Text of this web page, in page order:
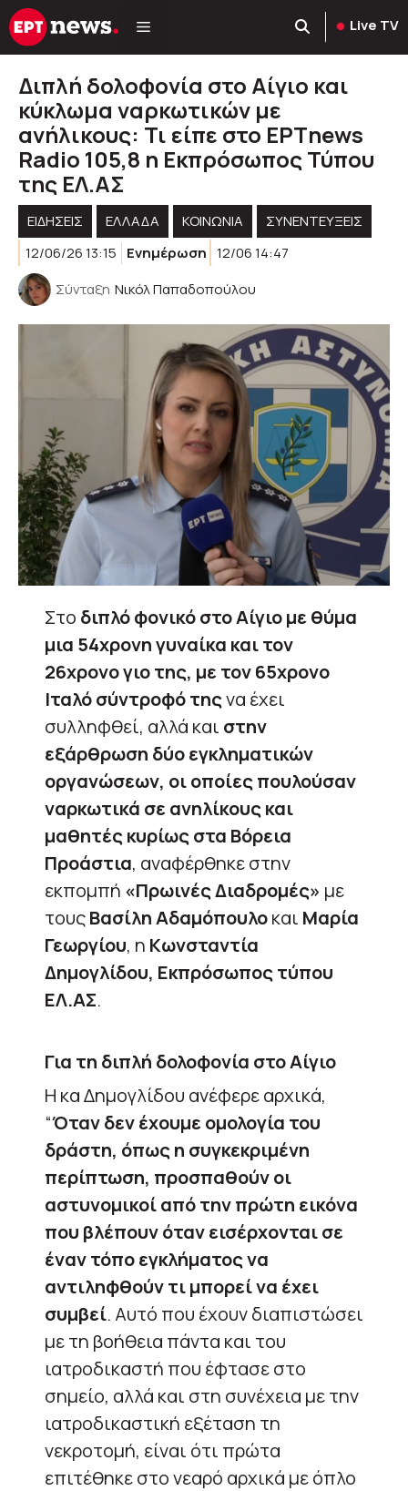
Μετάβαση
σε
Live TV
Διπλή δολοφονία στο Αίγιο και
κύκλωμα ναρκωτικών με
ανήλικους: Τι είπε στο ΕΡΤnews
Radio 105,8 η Εκπρόσωπος Τύπου
της ΕΛ.ΑΣ
ΕΙΔΗΣΕΙΣ ΕΛΛΑΔΑ ΚΟΙΝΩΝΊΑ
ΣΥΝΕΝΤΕΥΞΕΙΣ
12/06/26 13:15
Ενημέρωση 12/06 14:47
Σύνταξη Νικόλ Παπαδοπούλου
Στο διπλό φονικό στο Αίγιο με θύμα
μια 54χρονη γυναίκα και τον
26χρονο γιο της, με τον 65χρονο
Ιταλό σύντροφό τηςνα έχει
συλληφθεί, αλλά και στην
εξάρθρωση δύο εγκληματικών
οργανώσεων, οι οποίες πουλούσαν
ναρκωτικά σε ανηλίκους και
μαθητές κυρίως στα Βόρεια
Προάστια, αναφέρθηκε στην
εκπομπή «Πρωινές Διαδρομές» με
τουςΒασίλη Αδαμόπουλοκαι Μαρία
Γεωργίου, η Kωνσταντία
Δημογλίδου, Εκπρόσωπος τύπου
ΕΛ.ΑΣ.
Για τη διπλή δολοφονία στο Αίγιο
Η κα Δημογλίδου ανέφερε αρχικά,
“Όταν δεν έχουμε ομολογία του
δράστη, όπως η συγκεκριμένη
περίπτωση, προσπαθούν οι
αστυνομικοί από την πρώτη εικόνα
που βλέπουν όταν εισέρχονται σε
έναν τόπο εγκλήματος να
αντιληφθούν τι μπορεί να έχει
συμβεί. Αυτό που έχουν διαπιστώσει
με τη βοήθεια πάντα και του
ιατροδικαστή που έφτασε στο
σημείο, αλλά και στη συνέχεια με την
ιατροδικαστική εξέταση τη
νεκροτομή, είναι ότι πρώτα
επιτέθηκε στο νεαρό αρχικά με όπλο